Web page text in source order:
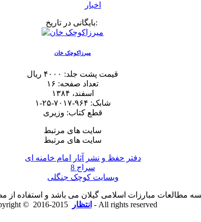
اخبار
بایگانی در تاریخ:
میرزاکوچک خان
قیمت پشت جلد: ۴۰۰۰ ریال
تعداد صفحه: ۱۶
اسفند، ۱۳۸۴
شابک: ۹۶۴-۷۰۱۷-۲۵-۱
قطع کتاب: وزیری
سایت های مرتبط
سایت های مرتبط
دفتر حفظ و نشر آثار امام خامنه ای
سراج 8
وبسایت کوچک جنگلی
مبارزات اسلامی گیلان می باشد و استفاده از
©
انتظار 2015-2016 - All rights reserved